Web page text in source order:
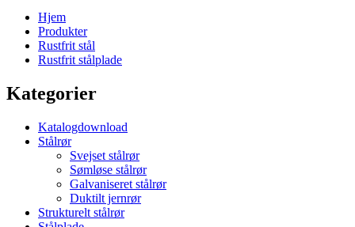
Hjem
Produkter
Rustfrit stål
Rustfrit stålplade
Kategorier
Katalogdownload
Stålrør
Svejset stålrør
Sømløse stålrør
Galvaniseret stålrør
Duktilt jernrør
Strukturelt stålrør